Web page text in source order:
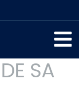
SA